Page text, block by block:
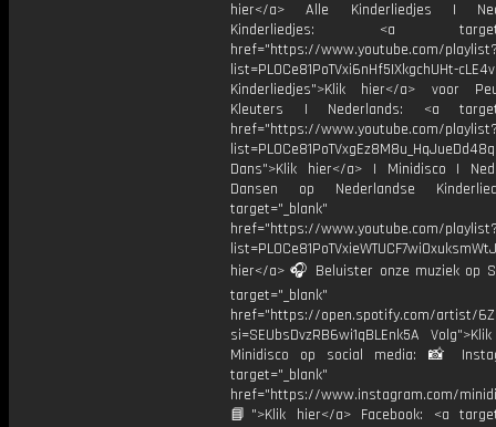
hier</a> Alle Kinderliedjes |
Kinderliedjes: <a
href="https://www.youtube.com/
list=PL0Ce81PoTVxi6nHf5IXkgchUHt-
Kinderliedjes">Klik hier</a> voor
Kleuters | Nederlands: <a
href="https://www.youtube.com/
Dans">Klik hier</a> | Minidisco |
Dansen op Nederlandse
target="_blank"
href="https://www.youtube.com/
hier</a> 🎧 Beluister onze muziek op
target="_blank"
href="https://open.spotify.com/artist/
si=SEUbsDvzRB6wi1qBLEnk5A
Minidisco op social media: 📸
target="_blank"
href="https://www.instagram.com/
📘">Klik hier</a> Facebook: <a